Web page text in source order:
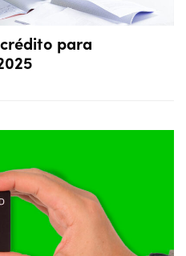
para